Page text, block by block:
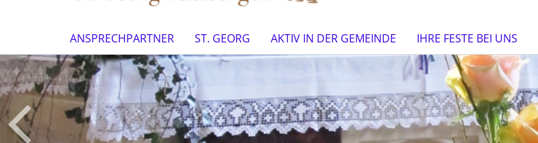
ANSPRECHPARTNER ST. GEORG AKTIV IN DER GEMEINDE IHRE FESTE BEI UNS